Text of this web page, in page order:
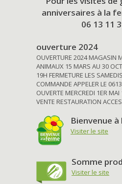
anniversaires à la
06 13 11
ouverture 2024
OUVERTURE 2024 MAGASIN
ANIMAUX 15 MARS AU 30
19H FERMETURE LES
COMMANDE APPELER LE
OUVERTE MERCREDI 1ER
VENTE RESTAURATION
Bienvenue
Visiter le site
Somme
Visiter le site